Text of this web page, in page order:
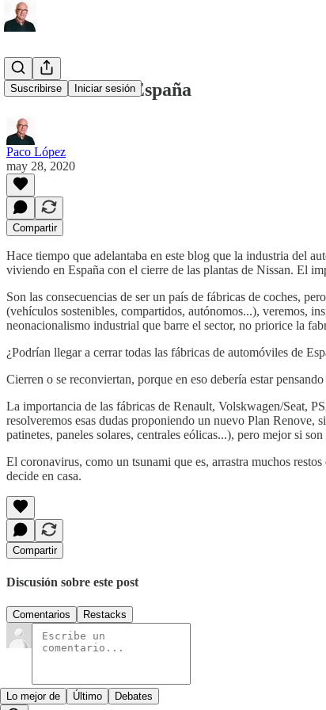
Suscribirse Iniciar sesión
Nissan se va de España
Paco López
may 28, 2020
Compartir
Hace tiempo que adelantaba en este blog que la industria del
viviendo en España con el cierre de las plantas de Nissan. El
Son las consecuencias de ser un país de fábricas de coches,
(vehículos sostenibles, compartidos, autónomos...), veremos,
neonacionalismo industrial que barre el sector, no priorice la
¿Podrían llegar a cerrar todas las fábricas de automóviles de
Cierren o se reconviertan, porque en eso debería estar
La importancia de las fábricas de Renault, Volskwagen/Seat,
resolveremos esas dudas proponiendo un nuevo Plan Renove,
patinetes, paneles solares, centrales eólicas...), pero mejor si
El coronavirus, como un tsunami que es, arrastra muchos
decide en casa.
Compartir
Discusión sobre este post
Comentarios Restacks
Lo mejor de Último Debates